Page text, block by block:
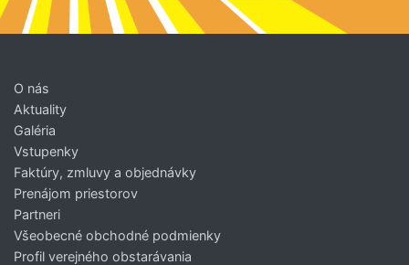
O nás
Aktuality
Galéria
Vstupenky
Faktúry, zmluvy a objednávky
Prenájom priestorov
Partneri
Všeobecné obchodné podmienky
Profil verejného obstarávania